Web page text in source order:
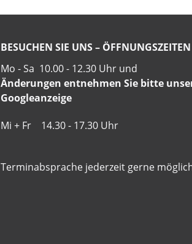
BESUCHEN SIE UNS – ÖFFNUNGSZEITEN
Mo - Sa 10.00 - 12.30 Uhr und
Änderungen entnehmen Sie bitte
Googleanzeige
Mi + Fr 14.30 - 17.30
Terminabsprache jederzeit gerne